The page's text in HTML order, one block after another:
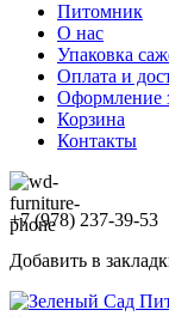
Питомник
О нас
Упаковка
Оплата и
Оформление
Корзина
Контакты
+7 (978) 237-39-53
Добавить в